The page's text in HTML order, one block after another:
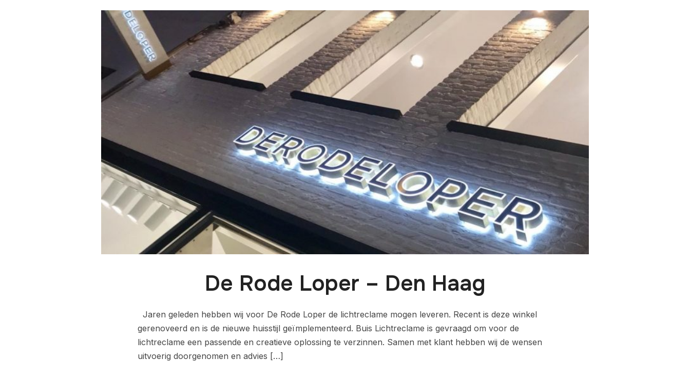
De Rode Loper – Den Haag
Jaren geleden hebben wij voor De Rode Loper de lichtreclame mogen leveren. Recent is deze winkel
gerenoveerd en is de nieuwe huisstijl geïmplementeerd. Buis Lichtreclame is gevraagd om voor de
lichtreclame een passende en creatieve oplossing te verzinnen. Samen met klant hebben wij de wensen
uitvoerig doorgenomen en advies […]